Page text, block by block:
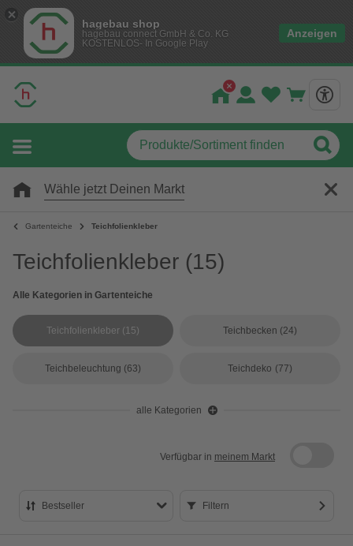
hagebau shop
hagebau connect GmbH & Co. KG
KOSTENLOS- In Google Play
Anzeigen
Wähle jetzt Deinen Markt
Gartenteiche Teichfolienkleber
Teichfolienkleber (15)
Alle Kategorien in Gartenteiche
Teichfolienkleber (15) Teichbecken (24)
Teichbeleuchtung (63) Teichdeko (77)
alle Kategorien
Verfügbar in meinem Markt
Bestseller Filtern